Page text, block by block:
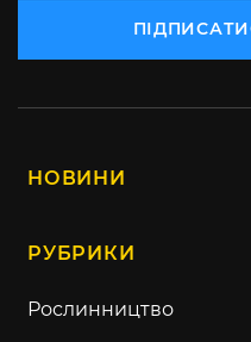
НОВИНИ
РУБРИКИ
Рослинництво